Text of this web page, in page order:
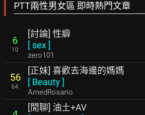
PTT兩性男女區 即時熱門文章
6
10
[討論] 性癖
[ sex]
zero101
56
64
[正妹] 喜歡去海邊的媽媽
[ Beauty]
AmedRosario
[閒聊] 油土+AV